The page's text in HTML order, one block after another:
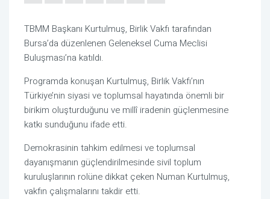
TBMM Başkanı Kurtulmuş, Birlik Vakfı tarafından
Bursa’da düzenlenen Geleneksel Cuma Meclisi
Buluşması’na katıldı.
Programda konuşan Kurtulmuş, Birlik Vakfı’nın
Türkiye’nin siyasi ve toplumsal hayatında önemli bir
birikim oluşturduğunu ve millî iradenin güçlenmesine
katkı sunduğunu ifade etti.
Demokrasinin tahkim edilmesi ve toplumsal
dayanışmanın güçlendirilmesinde sivil toplum
kuruluşlarının rolüne dikkat çeken Numan Kurtulmuş,
vakfın çalışmalarını takdir etti.